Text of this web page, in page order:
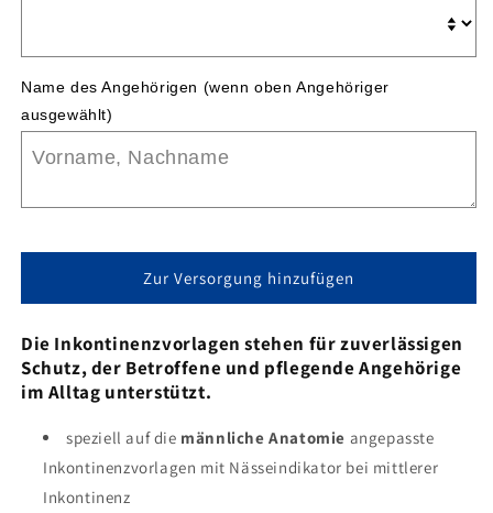
MEN
MEN
Name des Angehörigen (wenn oben Angehöriger
ausgewählt)
Zur Versorgung hinzufügen
Die Inkontinenzvorlagen stehen für zuverlässigen
Schutz, der Betroffene und pflegende Angehörige
im Alltag unterstützt.
speziell auf die männliche Anatomie angepasste
Inkontinenzvorlagen mit Nässeindikator bei mittlerer
Inkontinenz